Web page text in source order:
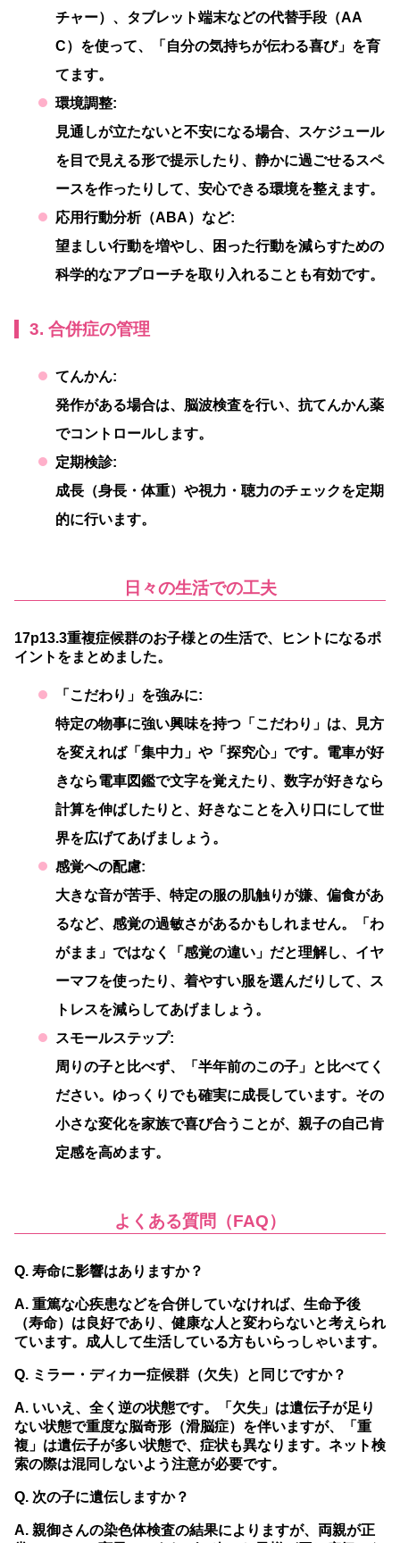
チャー）、タブレット端末などの代替手段（AA
C）を使って、「自分の気持ちが伝わる喜び」を育
てます。
環境調整:
見通しが立たないと不安になる場合、スケジュール
を目で見える形で提示したり、静かに過ごせるスペ
ースを作ったりして、安心できる環境を整えます。
応用行動分析（ABA）など:
望ましい行動を増やし、困った行動を減らすための
科学的なアプローチを取り入れることも有効です。
3. 合併症の管理
てんかん:
発作がある場合は、脳波検査を行い、抗てんかん薬
でコントロールします。
定期検診:
成長（身長・体重）や視力・聴力のチェックを定期
的に行います。
日々の生活での工夫
17p13.3重複症候群のお子様との生活で、ヒントになるポ
イントをまとめました。
「こだわり」を強みに:
特定の物事に強い興味を持つ「こだわり」は、見方
を変えれば「集中力」や「探究心」です。電車が好
きなら電車図鑑で文字を覚えたり、数字が好きなら
計算を伸ばしたりと、好きなことを入り口にして世
界を広げてあげましょう。
感覚への配慮:
大きな音が苦手、特定の服の肌触りが嫌、偏食があ
るなど、感覚の過敏さがあるかもしれません。「わ
がまま」ではなく「感覚の違い」だと理解し、イヤ
ーマフを使ったり、着やすい服を選んだりして、ス
トレスを減らしてあげましょう。
スモールステップ:
周りの子と比べず、「半年前のこの子」と比べてく
ださい。ゆっくりでも確実に成長しています。その
小さな変化を家族で喜び合うことが、親子の自己肯
定感を高めます。
よくある質問（FAQ）
Q. 寿命に影響はありますか？
A. 重篤な心疾患などを合併していなければ、生命予後
（寿命）は良好であり、健康な人と変わらないと考えられ
ています。成人して生活している方もいらっしゃいます。
Q. ミラー・ディカー症候群（欠失）と同じですか？
A. いいえ、全く逆の状態です。「欠失」は遺伝子が足り
ない状態で重度な脳奇形（滑脳症）を伴いますが、「重
複」は遺伝子が多い状態で、症状も異なります。ネット検
索の際は混同しないよう注意が必要です。
Q. 次の子に遺伝しますか？
A. 親御さんの染色体検査の結果によりますが、両親が正